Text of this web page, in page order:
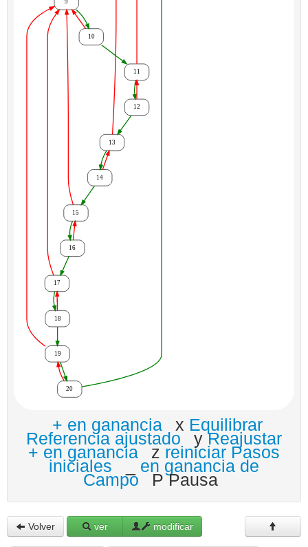
+ en ganancia x Equilibrar
Referencia ajustado yReajustar
+ en ganancia z reiniciar Pasos
iniciales en ganancia de
Campo P Pausa
Volver ver modificar